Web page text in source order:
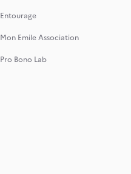
Entourage
Mon Emile Association
Pro Bono Lab